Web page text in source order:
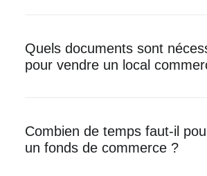
Quels documents sont
pour vendre un local
Combien de temps faut-il
un fonds de commerce ?